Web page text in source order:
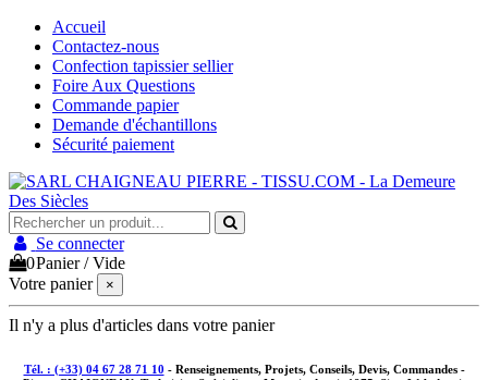
Accueil
Contactez-nous
Confection tapissier sellier
Foire Aux Questions
Commande papier
Demande d'échantillons
Sécurité paiement
Se connecter
0Panier /Vide
Votre panier
×
Il n'y a plus d'articles dans votre panier
Tél. : (+33) 04 67 28 71 10 - Renseignements, Projets, Conseils, Devis, Commandes -